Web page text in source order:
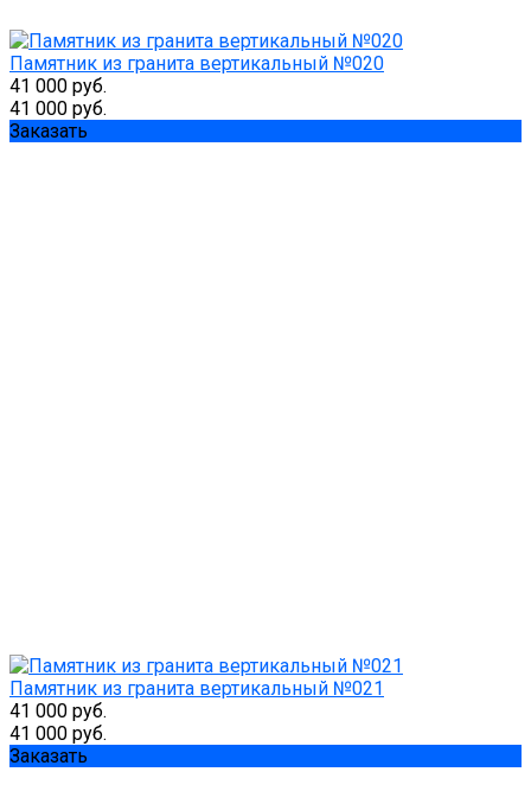
Памятник из гранита вертикальный №020
41 000 руб.
41 000 руб.
Заказать
Памятник из гранита вертикальный №021
41 000 руб.
41 000 руб.
Заказать